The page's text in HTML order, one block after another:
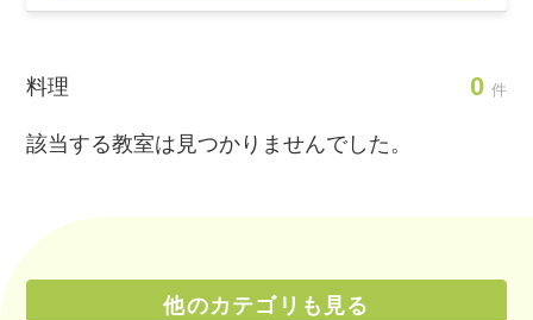
料理 0 件
該当する教室は見つかりませんでした。
他のカテゴリも見る